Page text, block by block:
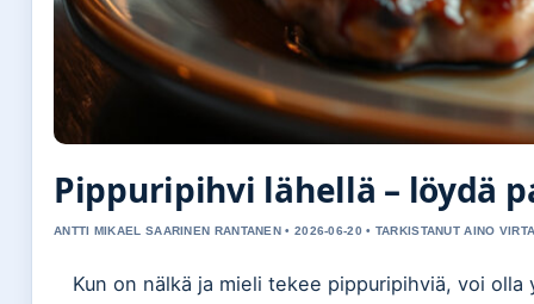
Pippuripihvi lähellä – löydä
ANTTI MIKAEL SAARINEN RANTANEN • 2026-06-20 • TARKISTANUT AINO
Kun on nälkä ja mieli tekee pippuripihviä, voi